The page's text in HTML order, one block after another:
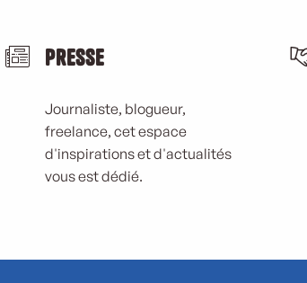
Presse
Journaliste, blogueur,
freelance, cet espace
d'inspirations et d'actualités
vous est dédié.